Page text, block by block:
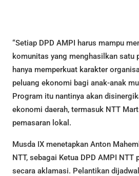
“Setiap DPD AMPI harus mampu
komunitas yang menghasilkan satu
hanya memperkuat karakter
peluang ekonomi bagi anak-anak
Program itu nantinya akan
ekonomi daerah, termasuk NTT
pemasaran lokal.
Musda IX menetapkan Anton
NTT, sebagai Ketua DPD AMPI
secara aklamasi. Pelantikan